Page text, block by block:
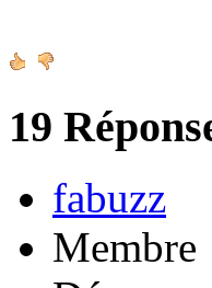
19
fabuzz
Membre